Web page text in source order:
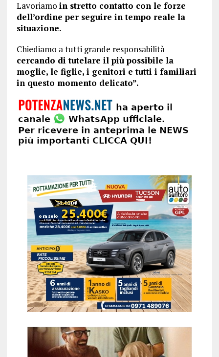
Lavoriamo in stretto contatto con le forze
dell’ordine per seguire in tempo reale la
situazione.
Chiediamo a tutti grande responsabilità
cercando di tutelare il più possibile la
moglie, le figlie, i genitori e tutti i familiari
in questo momento delicato”.